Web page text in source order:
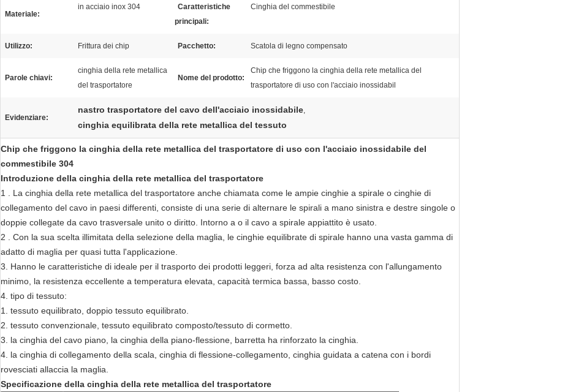
Materiale:
in acciaio inox 304
Caratteristiche
principali:
Cinghia del commestibile
Utilizzo: Frittura dei chip Pacchetto: Scatola di legno compensato
Parole chiavi:
cinghia della rete metallica
del trasportatore
Nome del prodotto:
Chip che friggono la cinghia della rete metallica del
trasportatore di uso con l'acciaio inossidabil
Evidenziare:
nastro trasportatore del cavo dell'acciaio inossidabile,
cinghia equilibrata della rete metallica del tessuto
Chip che friggono la cinghia della rete metallica del trasportatore di uso con l'acciaio inossidabile del
commestibile 304
Introduzione della cinghia della rete metallica del trasportatore
1 . La cinghia della rete metallica del trasportatore anche chiamata come le ampie cinghie a spirale o cinghie di
collegamento del cavo in paesi differenti, consiste di una serie di alternare le spirali a mano sinistra e destre singole o
doppie collegate da cavo trasversale unito o diritto. Intorno a o il cavo a spirale appiattito è usato.
2 . Con la sua scelta illimitata della selezione della maglia, le cinghie equilibrate di spirale hanno una vasta gamma di
adatto di maglia per quasi tutta l'applicazione.
3. Hanno le caratteristiche di ideale per il trasporto dei prodotti leggeri, forza ad alta resistenza con l'allungamento
minimo, la resistenza eccellente a temperatura elevata, capacità termica bassa, basso costo.
4. tipo di tessuto:
1. tessuto equilibrato, doppio tessuto equilibrato.
2. tessuto convenzionale, tessuto equilibrato composto/tessuto di cormetto.
3. la cinghia del cavo piano, la cinghia della piano-flessione, barretta ha rinforzato la cinghia.
4. la cinghia di collegamento della scala, cinghia di flessione-collegamento, cinghia guidata a catena con i bordi
rovesciati allaccia la maglia.
Specificazione della cinghia della rete metallica del trasportatore